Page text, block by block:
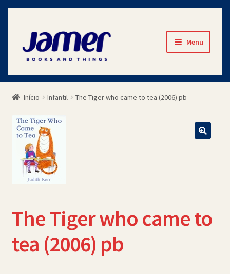
Pular
para
navegação
Pular
para
conteúdo
Menu
Início
Avaliações
Cart
Checkout
Contato
Minha Conta
Política de Cookies (BR)
Início Infantil The Tiger who came to tea (2006) pb
The Tiger who came to
tea (2006) pb